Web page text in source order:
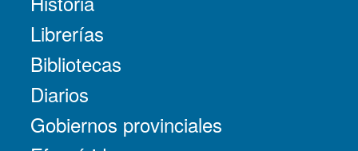
Librerías
Bibliotecas
Diarios
Gobiernos provinciales